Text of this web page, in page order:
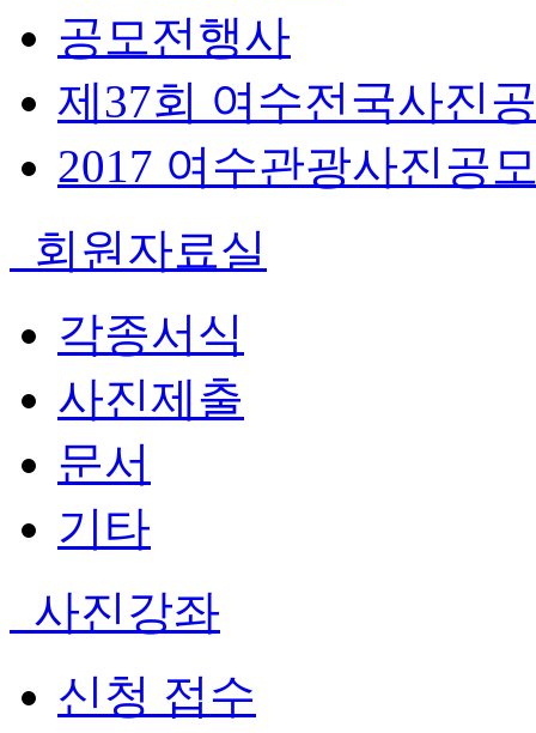
공모전행사
제37회 여수전국사진
2017 여수관광사진공
회원자료실
각종서식
사진제출
문서
기타
사진강좌
신청 접수